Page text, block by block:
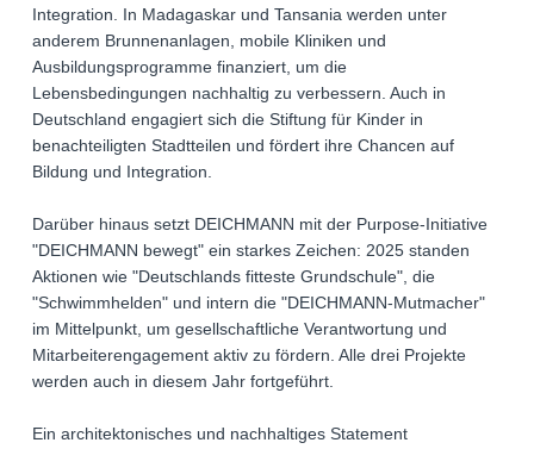
Integration. In Madagaskar und Tansania werden unter
anderem Brunnenanlagen, mobile Kliniken und
Ausbildungsprogramme finanziert, um die
Lebensbedingungen nachhaltig zu verbessern. Auch in
Deutschland engagiert sich die Stiftung für Kinder in
benachteiligten Stadtteilen und fördert ihre Chancen auf
Bildung und Integration.
Darüber hinaus setzt DEICHMANN mit der Purpose-Initiative
"DEICHMANN bewegt" ein starkes Zeichen: 2025 standen
Aktionen wie "Deutschlands fitteste Grundschule", die
"Schwimmhelden" und intern die "DEICHMANN-Mutmacher"
im Mittelpunkt, um gesellschaftliche Verantwortung und
Mitarbeiterengagement aktiv zu fördern. Alle drei Projekte
werden auch in diesem Jahr fortgeführt.
Ein architektonisches und nachhaltiges Statement